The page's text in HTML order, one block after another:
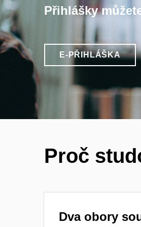
Přihlášky
E-PŘIHLÁŠKA
Proč
Dva obory